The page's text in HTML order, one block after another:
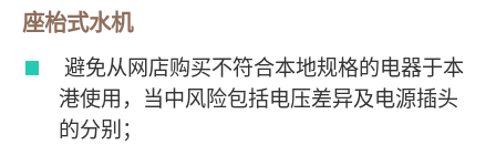
座枱式水机
避免从网店购买不符合本地规格的电器于本
港使用，当中风险包括电压差异及电源插头
的分别；